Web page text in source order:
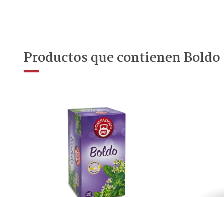
Productos que contienen Boldo